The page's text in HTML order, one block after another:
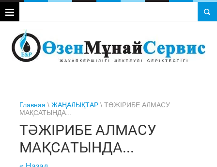
Главная \ ЖАҢАЛЫҚТАР \ ТӘЖІРИБЕ АЛМАСУ
МАҚСАТЫНДА...
ТӘЖІРИБЕ АЛМАСУ
МАҚСАТЫНДА...